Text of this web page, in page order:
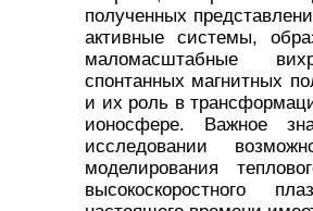
полученных
активные системы,
маломасштабные
спонтанных магнитных
и их роль в
ионосфере. Важное
исследовании
моделирования
высокоскоростного